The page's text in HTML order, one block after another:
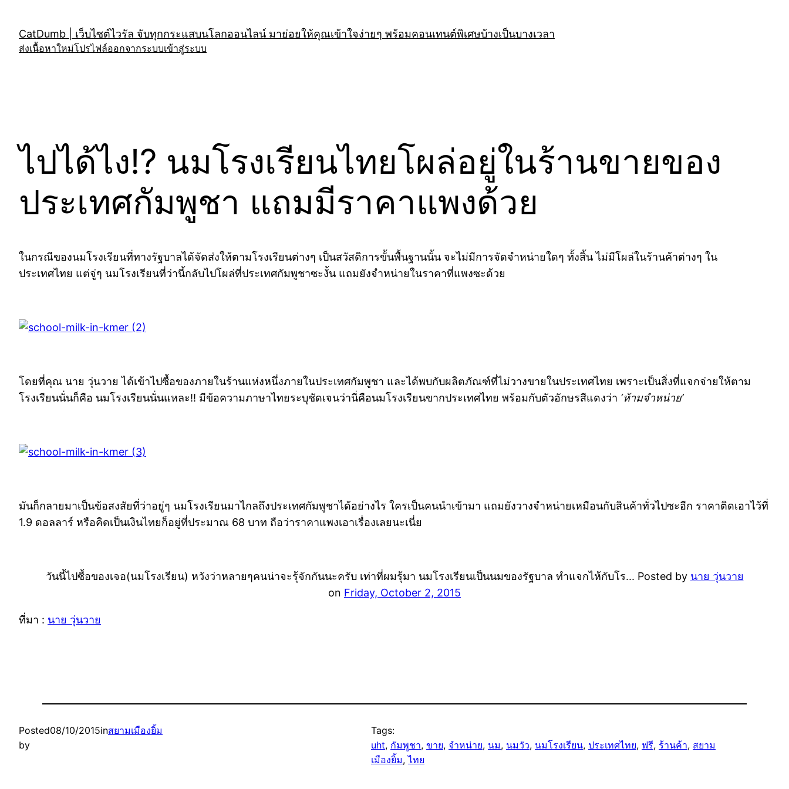
content
CatDumb | เว็บไซต์ไวรัล จับทุกกระแสบนโลกออนไลน์ มาย่อยให้คุณเข้าใจง่ายๆ พร้อมคอนเทนต์พิเศษบ้างเป็นบางเวลา
ส่งเนื้อหาใหม่โปรไฟล์ออกจากระบบเข้าสู่ระบบ
ไปได้ไง!? นมโรงเรียนไทยโผล่อยู่ในร้านขายของ
ประเทศกัมพูชา แถมมีราคาแพงด้วย
ในกรณีของนมโรงเรียนที่ทางรัฐบาลได้จัดส่งให้ตามโรงเรียนต่างๆ เป็นสวัสดิการขั้นพื้นฐานนั้น จะไม่มีการจัดจำหน่ายใดๆ ทั้งสิ้น ไม่มีโผล่ในร้านค้าต่างๆ ใน
ประเทศไทย แต่จู่ๆ นมโรงเรียนที่ว่านี้กลับไปโผล่ที่ประเทศกัมพูชาซะงั้น แถมยังจำหน่ายในราคาที่แพงซะด้วย
โดยที่คุณ นาย วุ่นวาย ได้เข้าไปซื้อของภายในร้านแห่งหนึ่งภายในประเทศกัมพูชา และได้พบกับผลิตภัณฑ์ที่ไม่วางขายในประเทศไทย เพราะเป็นสิ่งที่แจกจ่ายให้ตาม
โรงเรียนนั่นก็คือ นมโรงเรียนนั่นแหละ!! มีข้อความภาษาไทยระบุชัดเจนว่านี่คือนมโรงเรียนขากประเทศไทย พร้อมกับตัวอักษรสีแดงว่า ‘ห้ามจำหน่าย’
มันก็กลายมาเป็นข้อสงสัยที่ว่าอยู่ๆ นมโรงเรียนมาไกลถึงประเทศกัมพูชาได้อย่างไร ใครเป็นคนนำเข้ามา แถมยังวางจำหน่ายเหมือนกับสินค้าทั่วไปซะอีก ราคาติดเอาไว้ที่
1.9 ดอลลาร์ หรือคิดเป็นเงินไทยก็อยู่ที่ประมาณ 68 บาท ถือว่าราคาแพงเอาเรื่องเลยนะเนี่ย
วันนี้ไปซื้อของเจอ(นมโรงเรียน) หวังว่าหลายๆคนน่าจะรุ้จักกันนะครับ เท่าที่ผมรุ้มา นมโรงเรียนเป็นนมของรัฐบาล ทำแจกไห้กับโร... Posted by นาย วุ่นวาย
on Friday, October 2, 2015
ที่มา : นาย วุ่นวาย
Posted08/10/2015inสยามเมืองยิ้ม
by
Tags:
uht, กัมพูชา, ขาย, จำหน่าย, นม, นมวัว, นมโรงเรียน, ประเทศไทย, ฟรี, ร้านค้า, สยาม
เมืองยิ้ม, ไทย